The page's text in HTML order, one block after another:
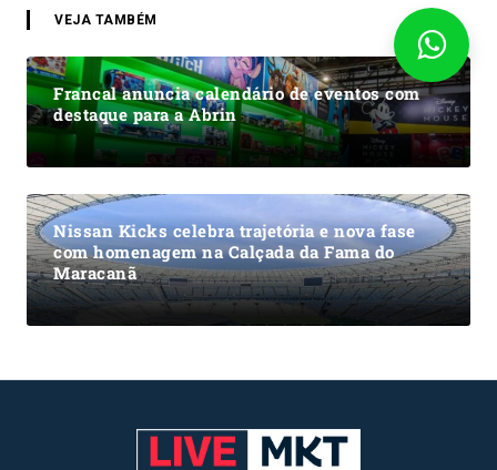
VEJA TAMBÉM
Francal anuncia calendário de eventos com
destaque para a Abrin
Nissan Kicks celebra trajetória e nova fase
com homenagem na Calçada da Fama do
Maracanã